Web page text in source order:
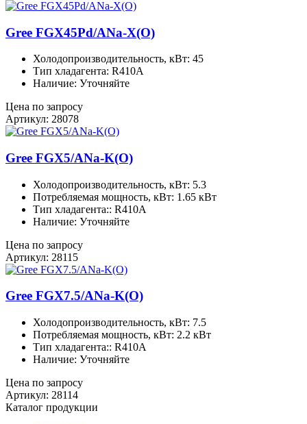
Gree FGX45Pd/ANa-X(O)
Холодопроизводительность, кВт: 45
Тип хладагента: R410A
Наличие: Уточняйте
Цена по запросу
Артикул: 28078
Gree FGX5/ANa-K(O)
Холодопроизводительность, кВт: 5.3
Потребляемая мощность, кВт: 1.65 кВт
Тип хладагента:: R410A
Наличие: Уточняйте
Цена по запросу
Артикул: 28115
Gree FGX7.5/ANa-K(O)
Холодопроизводительность, кВт: 7.5
Потребляемая мощность, кВт: 2.2 кВт
Тип хладагента:: R410A
Наличие: Уточняйте
Цена по запросу
Артикул: 28114
Каталог продукции